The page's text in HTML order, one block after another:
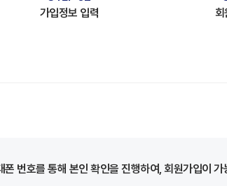
가입정보 입력
회
번호를 통해 본인 확인을 진행하여, 회원가입이 가